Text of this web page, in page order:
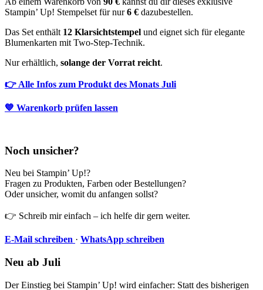
Stampin’ Up! Stempelset für nur6 € dazubestellen.
Das Set enthält 12 Klarsichtstempel und eignet sich für elegante
Blumenkarten mit Two-Step-Technik.
Nur erhältlich, solange der Vorrat reicht.
👉 Alle Infos zum Produkt des Monats Juli
💙 Warenkorb prüfen lassen
Noch unsicher?
Neu bei Stampin’ Up!?
Fragen zu Produkten, Farben oder Bestellungen?
Oder unsicher, womit du anfangen sollst?
👉 Schreib mir einfach – ich helfe dir gern weiter.
E-Mail schreiben · WhatsApp schreiben
Neu ab Juli
Der Einstieg bei Stampin’ Up! wird einfacher: Statt des bisherigen